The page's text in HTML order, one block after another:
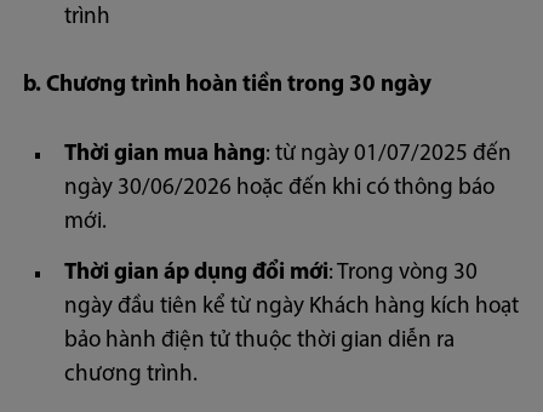
trình
b. Chương trình hoàn tiền trong 30 ngày
Thời gian mua hàng: từ ngày 01/07/2025 đến
ngày 30/06/2026 hoặc đến khi có thông báo
mới.
Thời gian áp dụng đổi mới: Trong vòng 30
ngày đầu tiên kể từ ngày Khách hàng kích hoạt
bảo hành điện tử thuộc thời gian diễn ra
chương trình.